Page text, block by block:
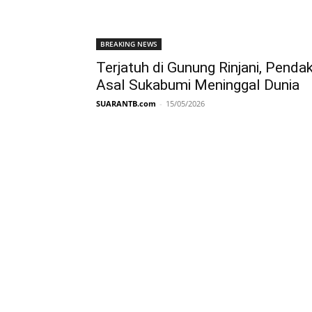
BREAKING NEWS
Terjatuh di Gunung Rinjani,
Asal Sukabumi Meninggal Dunia
SUARANTB.com - 15/05/2026